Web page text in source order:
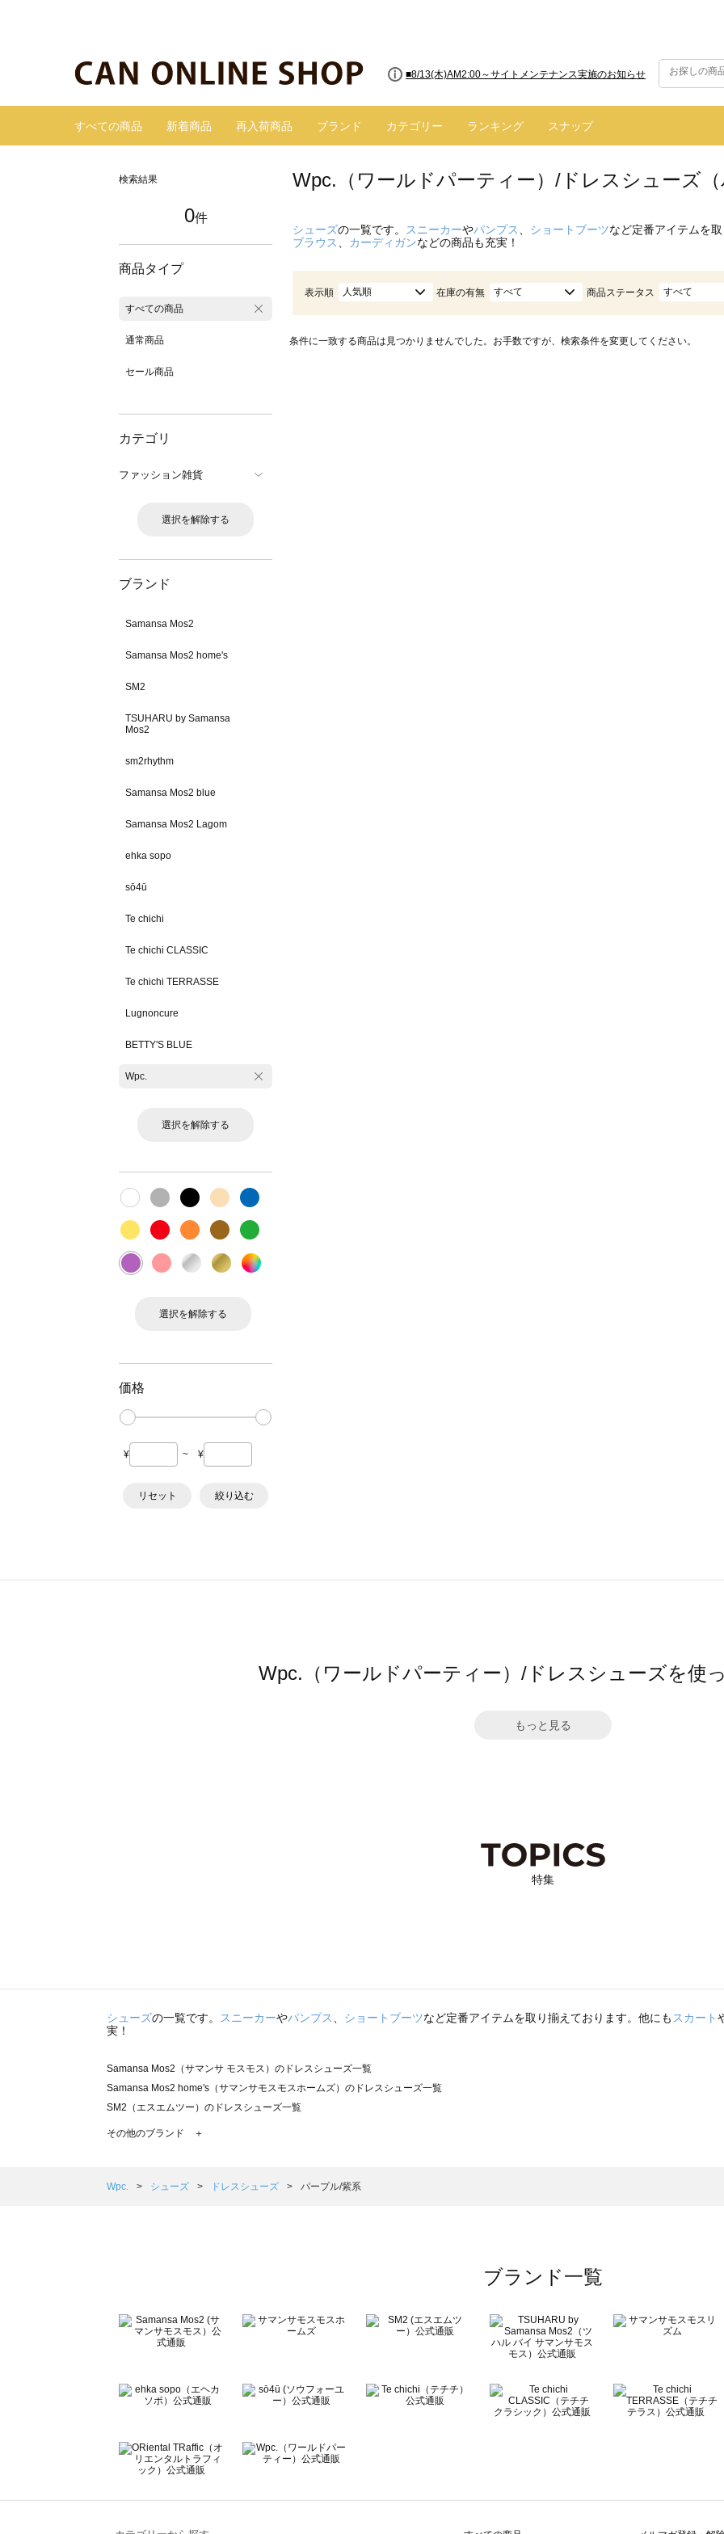
■8/13(木)AM2:00～サイトメンテナンス実施のお知らせ
すべての商品 新着商品 再入荷商品 ブランド カテゴリー ランキング スナップ
検索結果
0件
商品タイプ
すべての商品
通常商品
セール商品
カテゴリ
ファッション雑貨
選択を解除する
ブランド
Samansa Mos2
Samansa Mos2 home's
SM2
TSUHARU by Samansa
Mos2
sm2rhythm
Samansa Mos2 blue
Samansa Mos2 Lagom
ehka sopo
sō4ū
Te chichi
Te chichi CLASSIC
Te chichi TERRASSE
Lugnoncure
BETTY'S BLUE
Wpc.
選択を解除する
選択を解除する
価格
¥ ~ ¥
リセット 絞り込む
Wpc.（ワールドパーティー）/ドレスシューズ（
シューズの一覧です。 スニーカーやパンプス ショートブーツなど定番アイテムを
ブラウス
カーディガンなどの商品も充実！
表示順 人気順 在庫の有無 すべて 商品ステータス すべて
条件に一致する商品は見つかりませんでした。お手数ですが、検索条件を変更してください。
Wpc.（ワールドパーティー）/ドレスシューズを使
もっと見る
特集
シューズの一覧です。 スニーカーやパンプス ショートブーツなど定番アイテムを取り揃えております。他にも スカート
実！
Samansa Mos2（サマンサ モスモス）のドレスシューズ一覧
Samansa Mos2 home's（サマンサモスモスホームズ）のドレスシューズ一覧
SM2（エスエムツー）のドレスシューズ一覧
TSUHARU by Samansa Mos2（ツハルバイサマンサモスモス）のドレスシューズ一覧
Samansa Mos2 Lagom（サマンサモスモス ラーゴム）のドレスシューズ一覧
BETTY'S BLUE（べティーズブルー）のドレスシューズ一覧
Wpc.（ワールドパーティー）のドレスシューズ一覧
その他のブランド ＋
Wpc. シューズ ドレスシューズ パープル/紫系
ブランド一覧